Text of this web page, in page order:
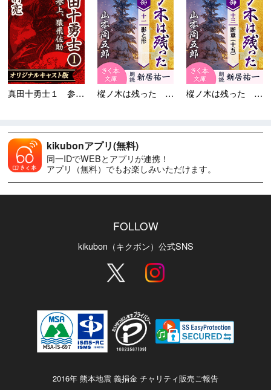
真田十勇士１ 参上、猿飛佐助 樅ノ木は残った 第四部 ＜十... 樅ノ木は残った 第四部 ＜十...
kikubonアプリ(無料)
同一IDでWEBとアプリが連携！
アプリ（無料）でもお楽しみいただけます。
FOLLOW
kikubon（キクボン）公式SNS
2016年 熊本地震 義捐金 チャリティ販売ご報告